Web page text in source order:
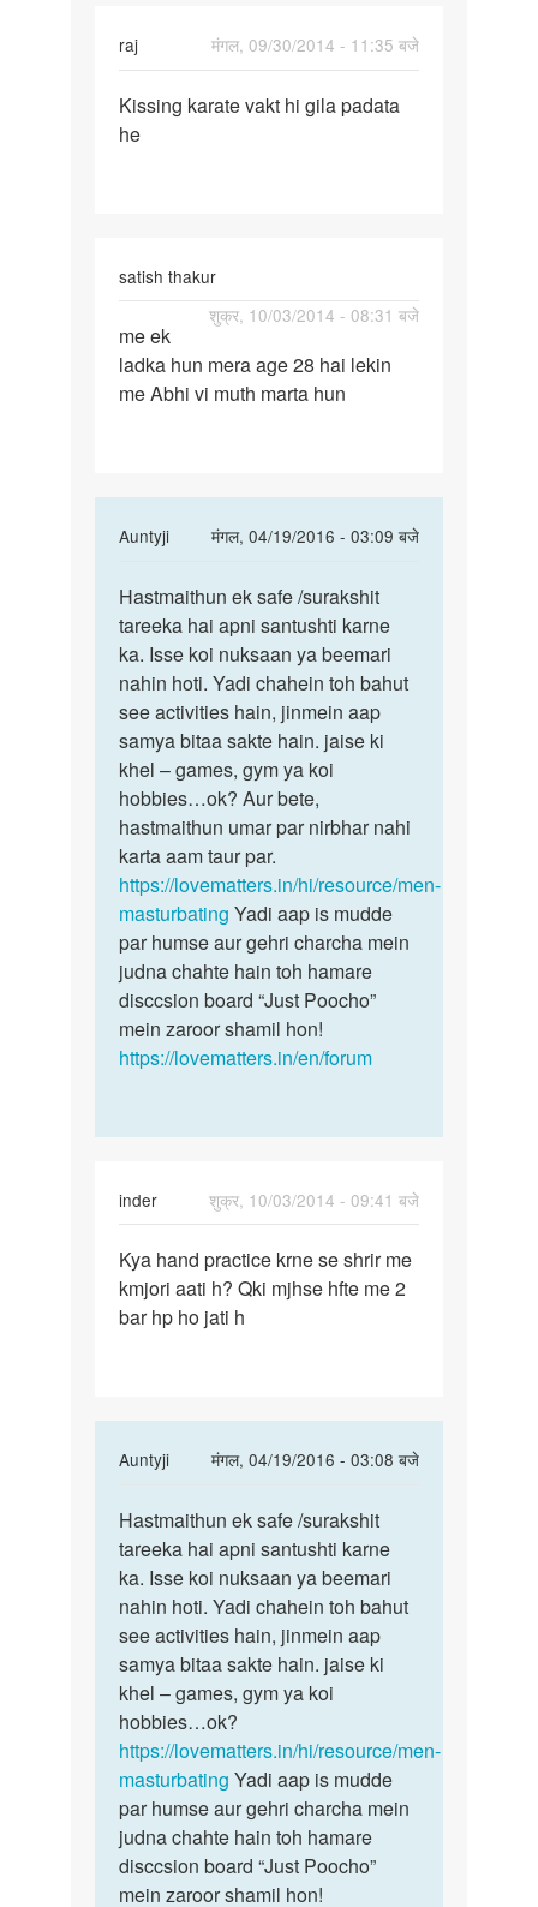
raj
मंगल, 09/30/2014 - 11:35 बजे
Kissing
karate
Kissing karate vakt hi gila padata
he
satish thakur
शुक्र, 10/03/2014 - 08:31 बजे
me
ek
ladka
me ek
ladka hun mera age 28 hai lekin
me Abhi vi muth marta hun
Auntyji
मंगल, 04/19/2016 - 03:09 बजे
In
to
me
ek
ladka
hun
mera
age
28
by
satish
thakur
Hastmaithun
ek
safe
Hastmaithun ek safe /surakshit
tareeka hai apni santushti karne
ka. Isse koi nuksaan ya beemari
nahin hoti. Yadi chahein toh bahut
see activities hain, jinmein aap
samya bitaa sakte hain. jaise ki
khel – games, gym ya koi
hobbies…ok? Aur bete,
hastmaithun umar par nirbhar nahi
karta aam taur par.
https://lovematters.in/hi/resource/men-
masturbating Yadi aap is mudde
par humse aur gehri charcha mein
judna chahte hain toh hamare
disccsion board “Just Poocho”
mein zaroor shamil hon!
https://lovematters.in/en/forum
inder
शुक्र, 10/03/2014 - 09:41 बजे
Kya
hand
practice
Kya hand practice krne se shrir me
kmjori aati h? Qki mjhse hfte me 2
bar hp ho jati h
Auntyji
मंगल, 04/19/2016 - 03:08 बजे
In
to
Kya
hand
practice
krne
se
by
inder
Hastmaithun
ek
safe
Hastmaithun ek safe /surakshit
tareeka hai apni santushti karne
ka. Isse koi nuksaan ya beemari
nahin hoti. Yadi chahein toh bahut
see activities hain, jinmein aap
samya bitaa sakte hain. jaise ki
khel – games, gym ya koi
hobbies…ok?
https://lovematters.in/hi/resource/men-
masturbating Yadi aap is mudde
par humse aur gehri charcha mein
judna chahte hain toh hamare
disccsion board “Just Poocho”
mein zaroor shamil hon!